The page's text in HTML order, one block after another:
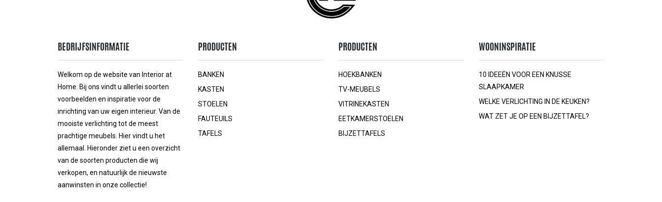
BEDRIJFSINFORMATIE
Welkom op de website van Interior at
Home. Bij ons vindt u allerlei soorten
voorbeelden en inspiratie voor de
inrichting van uw eigen interieur. Van de
mooiste verlichting tot de meest
prachtige meubels. Hier vindt u het
allemaal. Hieronder ziet u een overzicht
van de soorten producten die wij
verkopen, en natuurlijk de nieuwste
aanwinsten in onze collectie!
PRODUCTEN
BANKEN
KASTEN
STOELEN
FAUTEUILS
TAFELS
PRODUCTEN
HOEKBANKEN
TV-MEUBELS
VITRINEKASTEN
EETKAMERSTOELEN
BIJZETTAFELS
WOONINSPIRATIE
10 IDEEËN VOOR EEN KNUSSE
SLAAPKAMER
WELKE VERLICHTING IN DE KEUKEN?
WAT ZET JE OP EEN BIJZETTAFEL?